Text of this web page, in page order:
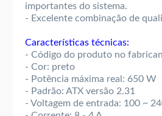
importantes do sistema.
- Excelente combinação de
Características técnicas:
- Código do produto no
- Cor: preto
- Potência máxima real: 650 W
- Padrão: ATX versão 2.31
- Voltagem de entrada: 100 ~